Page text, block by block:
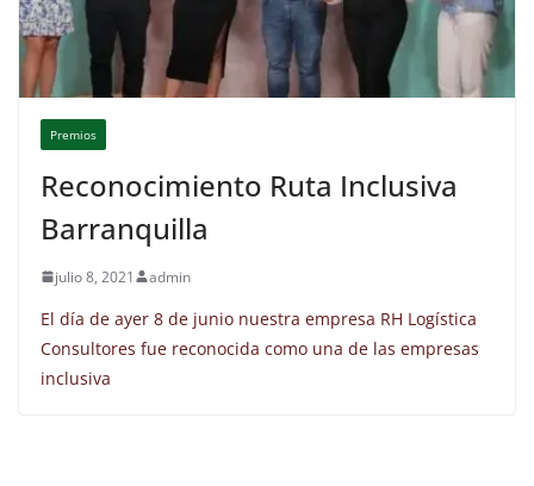
Premios
Reconocimiento Ruta Inclusiva
Barranquilla
julio 8, 2021 admin
El día de ayer 8 de junio nuestra empresa RH Logística
Consultores fue reconocida como una de las empresas
inclusiva